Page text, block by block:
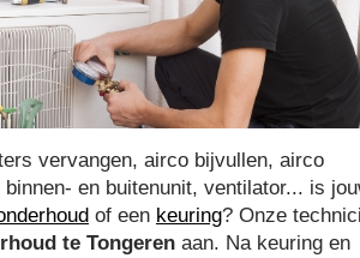
vervangen, airco bijvullen, airco
en buitenunit, ventilator... is
of een keuring? Onze
te Tongeren aan. Na keuring en